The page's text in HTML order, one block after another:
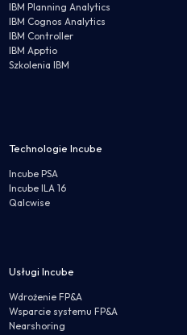
IBM Planning Analytics
IBM Cognos Analytics
IBM Controller
IBM Apptio
Szkolenia IBM
Technologie Incube
Incube PSA
Incube ILA 16
Qalcwise
Usługi Incube
Wdrożenie FP&A
Wsparcie systemu FP&A
Nearshoring